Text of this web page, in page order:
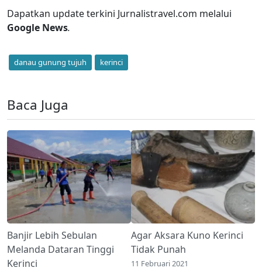
Dapatkan update terkini Jurnalistravel.com melalui
Google News.
danau gunung tujuh kerinci
Baca Juga
Banjir Lebih Sebulan
Melanda Dataran Tinggi
Kerinci
Agar Aksara Kuno Kerinci
Tidak Punah
11 Februari 2021